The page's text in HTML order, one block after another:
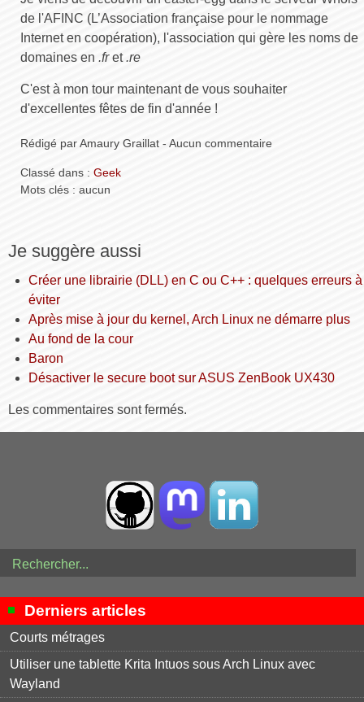
de l'AFINC (L’Association française pour le nommage
Internet en coopération), l'association qui gère les noms de
domaines en .fret.re
C'est à mon tour maintenant de vous souhaiter
d'excellentes fêtes de fin d'année !
Rédigé par Amaury Graillat - Aucun commentaire
Classé dans : Geek
Mots clés : aucun
Je suggère aussi
Créer une librairie (DLL) en C ou C++ : quelques erreurs à
éviter
Après mise à jour du kernel, Arch Linux ne démarre plus
Au fond de la cour
Baron
Désactiver le secure boot sur ASUS ZenBook UX430
Les commentaires sont fermés.
Derniers articles
Courts métrages
Utiliser une tablette Krita Intuos sous Arch Linux avec
Wayland